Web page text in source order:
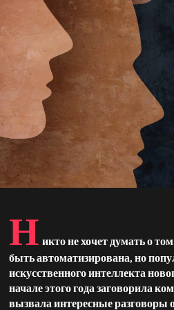
Н икто не хочет думать о
быть автоматизирована, но
искусственного интеллекта
начале этого года заговорила
вызвала интересные разговоры